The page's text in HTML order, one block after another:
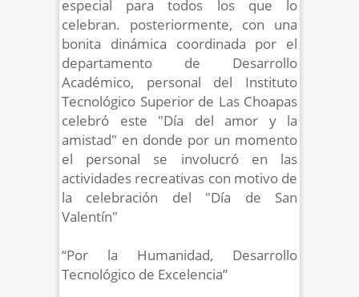
especial para todos los que lo
celebran. posteriormente, con una
bonita dinámica coordinada por el
departamento de Desarrollo
Académico, personal del Instituto
Tecnológico Superior de Las Choapas
celebró este "Día del amor y la
amistad" en donde por un momento
el personal se involucró en las
actividades recreativas con motivo de
la celebración del "Día de San
Valentín"
“Por la Humanidad, Desarrollo
Tecnológico de Excelencia”